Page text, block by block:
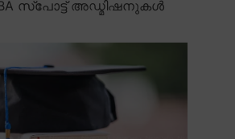
സ്പോട്ട് അഡ്മിഷനുകൾ